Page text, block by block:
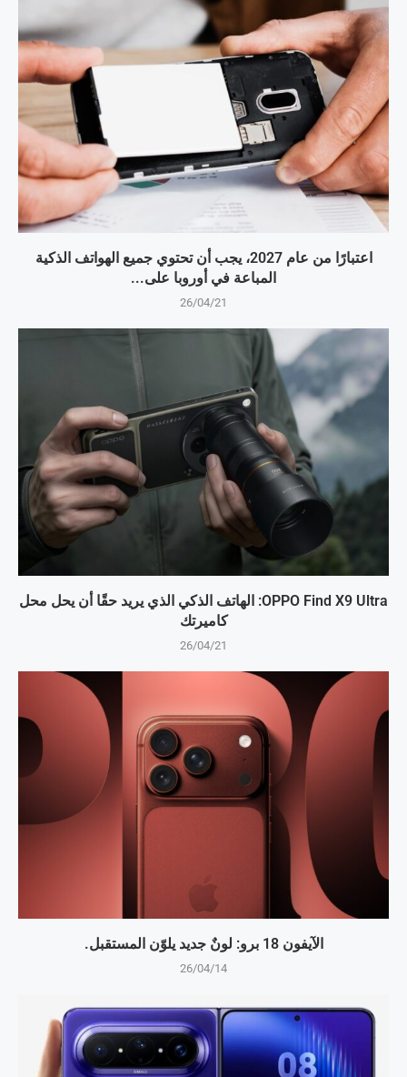
اعتبارًا من عام 2027، يجب أن تحتوي جميع الهواتف الذكية
المباعة في أوروبا على...
26/04/21
OPPO Find X9 Ultra: الهاتف الذكي الذي يريد حقًا أن يحل محل
كاميرتك
26/04/21
الآيفون 18 برو: لونٌ جديد يلوّن المستقبل.
26/04/14